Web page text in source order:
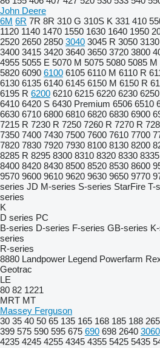
John Deere
6M 6R 7R 8R 310 G 310S K 331 410
1120 1140 1470 1550 1630 1640 1950
2520 2650 2850 3040 3045 R 3050 3130
3400 3415 3420 3640 3650 3720 3800
4955 5055 E 5070 M 5075 5080 5085 M
5820 6090 6100 6105 6110 M 6110 R
6130 6135 6140 6145 6150 M 6150 R
6195 R 6200 6210 6215 6220 6230 6250
6410 6420 S 6430 Premium 6506 6510
6630 6710 6800 6810 6820 6830 6900
7215 R 7230 R 7250 7260 R 7270 R
7350 7400 7430 7500 7600 7610 7700
7820 7830 7920 7930 8100 8130 8200
8285 R 8295 8300 8310 8320 8330
8400 8420 8430 8500 8520 8530 8600
9570 9600 9610 9620 9630 9650 9770
series JD M-series S-series StarFire T-
series
K
D series PC
B-series D-series F-series GB-series
series
R-series
8880 Landpower Legend Powerfarm
Geotrac
LE
80 82 1221
MRT MT
Massey Ferguson
30 35 40 50 65 135 165 168 185 188 265
399 575 590 595 675 690 698 2640 3060
4235 4245 4255 4345 4355 5425 5435